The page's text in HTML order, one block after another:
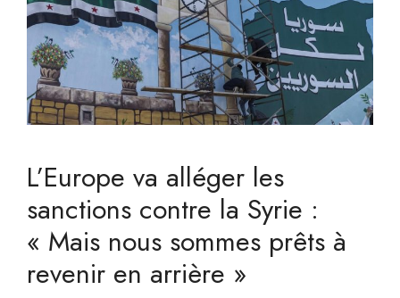
L’Europe va alléger les
sanctions contre la Syrie :
« Mais nous sommes prêts à
revenir en arrière »